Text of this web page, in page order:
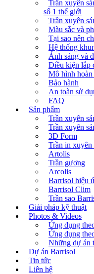
Trần xuyên
số 1 thế giới
Trần xuyên
Màu sắc và
Tại sao nên
Hệ thống
Ánh sáng và
Điều kiện lắp
Mô hình hoàn
Bảo hành
An toàn sử
FAQ
Sản phẩm
Trần xuyên
Trần xuyên
3D Form
Trần in xuyên
Artolis
Trần gương
Arcolis
Barrisol hiệu
Barrisol Clim
Trần sao
Giải pháp kỹ thuật
Photos & Videos
Ứng dụng
Ứng dụng
Những dự án
Dự án Barrisol
Tin tức
Liên hệ